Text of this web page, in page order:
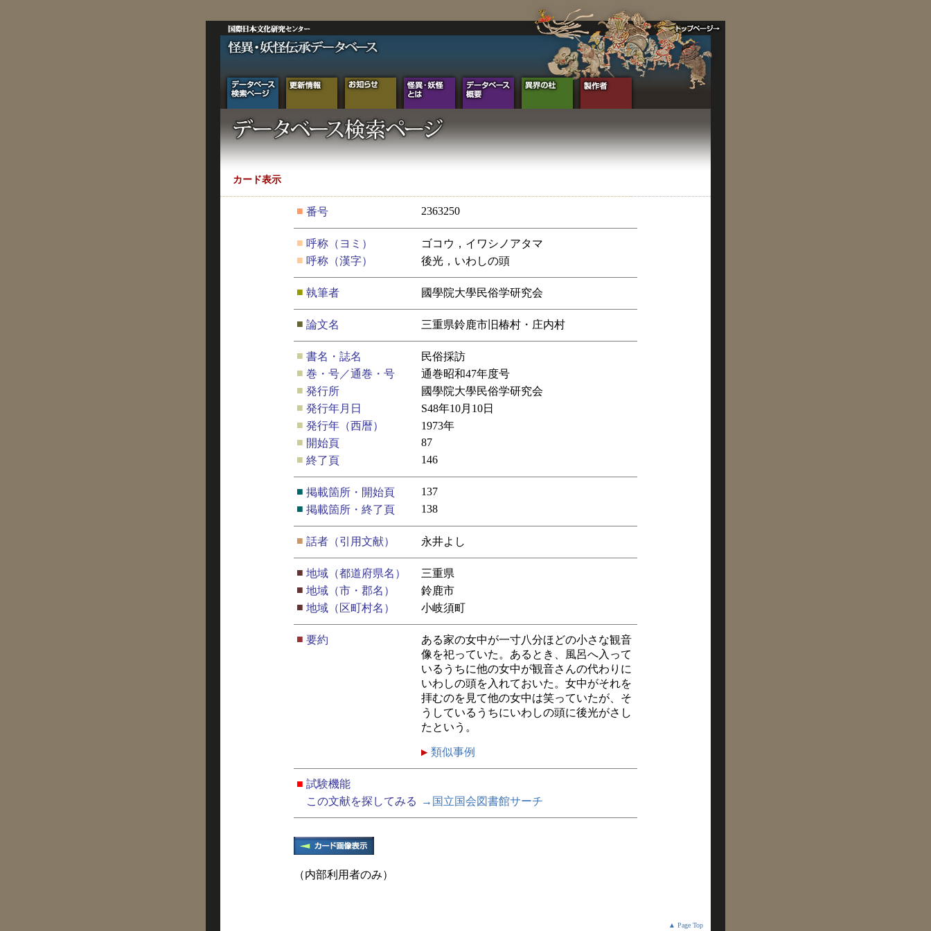
カード表示
■ 番号 2363250
■ 呼称（ヨミ）
ゴコウ，イワシノアタマ
■ 呼称（漢字） 後光，いわしの頭
■ 執筆者 國學院大學民俗学研究会
■ 論文名 三重県鈴鹿市旧椿村・庄内村
■ 書名・誌名
民俗採訪
■ 巻・号／通巻・号
通巻昭和47年度号
■ 発行所
國學院大學民俗学研究会
■ 発行年月日
S48年10月10日
■ 発行年（西暦）
1973年
■ 開始頁
87
■ 終了頁 146
■ 掲載箇所・開始頁
137
■ 掲載箇所・終了頁 138
■ 話者（引用文献） 永井よし
■ 地域（都道府県名）
三重県
■ 地域（市・郡名）
鈴鹿市
■ 地域（区町村名） 小岐須町
■ 要約
ある家の女中が一寸八分ほどの小さな観音
像を祀っていた。あるとき、風呂へ入って
いるうちに他の女中が観音さんの代わりに
いわしの頭を入れておいた。女中がそれを
拝むのを見て他の女中は笑っていたが、そ
うしているうちにいわしの頭に後光がさし
たという。
類似事例
■ 試験機能
この文献を探してみる
→国立国会図書館サーチ
（内部利用者のみ）
▲ Page Top